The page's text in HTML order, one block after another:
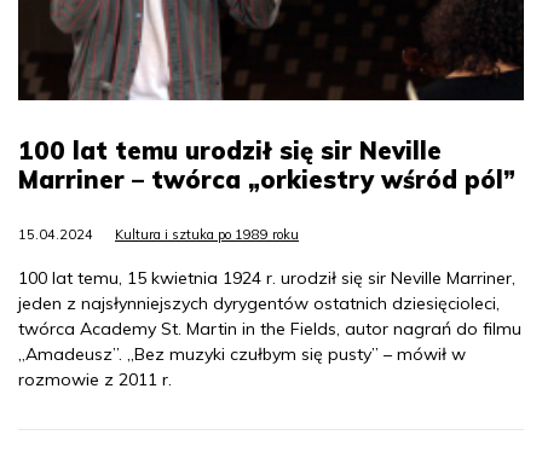
100 lat temu urodził się sir Neville
Marriner – twórca „orkiestry wśród pól”
15.04.2024 Kultura i sztuka po 1989 roku
100 lat temu, 15 kwietnia 1924 r. urodził się sir Neville Marriner,
jeden z najsłynniejszych dyrygentów ostatnich dziesięcioleci,
twórca Academy St. Martin in the Fields, autor nagrań do filmu
„Amadeusz”. „Bez muzyki czułbym się pusty” – mówił w
rozmowie z 2011 r.